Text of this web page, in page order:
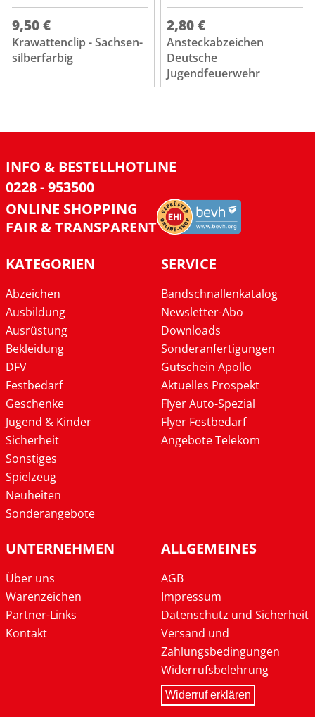
9,50 €
Krawattenclip - Sachsen-
silberfarbig
2,80 €
Ansteckabzeichen
Deutsche
Jugendfeuerwehr
INFO & BESTELLHOTLINE
0228 - 953500
ONLINE SHOPPING
FAIR & TRANSPARENT
KATEGORIEN
Abzeichen
Ausbildung
Ausrüstung
Bekleidung
DFV
Festbedarf
Geschenke
Jugend & Kinder
Sicherheit
Sonstiges
Spielzeug
Neuheiten
Sonderangebote
SERVICE
Bandschnallenkatalog
Newsletter-Abo
Downloads
Sonderanfertigungen
Gutschein Apollo
Aktuelles Prospekt
Flyer Auto-Spezial
Flyer Festbedarf
Angebote Telekom
UNTERNEHMEN
Über uns
Warenzeichen
Partner-Links
Kontakt
ALLGEMEINES
AGB
Impressum
Datenschutz und Sicherheit
Versand und
Zahlungsbedingungen
Widerrufsbelehrung
Widerruf erklären